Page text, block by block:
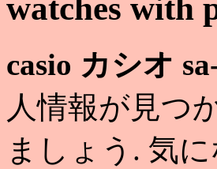
watches with
casio カシオ
人情報が見つ
ましょう. 気